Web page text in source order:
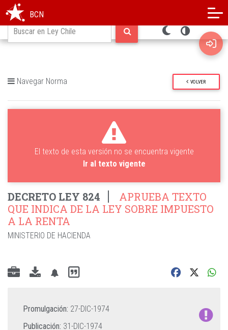
BCN
Navegar Norma VOLVER
El texto de esta versión no se encuentra vigente
Ir al texto vigente
DECRETO LEY 824
APRUEBA TEXTO
QUE INDICA DE LA LEY SOBRE IMPUESTO
A LA RENTA
MINISTERIO DE HACIENDA
Promulgación: 27-DIC-1974
Publicación: 31-DIC-1974